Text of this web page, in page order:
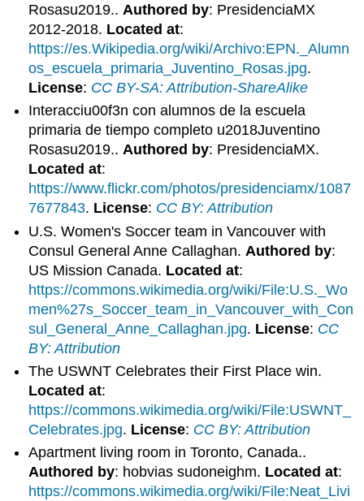
Rosasu2019.. Authored by: PresidenciaMX
2012-2018. Located at:
https://es.Wikipedia.org/wiki/Archivo:EPN._Alumn
os_escuela_primaria_Juventino_Rosas.jpg.
License: CC BY-SA: Attribution-ShareAlike
Interacciu00f3n con alumnos de la escuela
primaria de tiempo completo u2018Juventino
Rosasu2019..Authored by: PresidenciaMX.
Located at:
https://www.flickr.com/photos/presidenciamx/1087
7677843. License: CC BY: Attribution
U.S. Women's Soccer team in Vancouver with
Consul General Anne Callaghan. Authored by:
US Mission Canada. Located at:
https://commons.wikimedia.org/wiki/File:U.S._Wo
men%27s_Soccer_team_in_Vancouver_with_Con
sul_General_Anne_Callaghan.jpg. License: CC
BY: Attribution
The USWNT Celebrates their First Place win.
Located at:
https://commons.wikimedia.org/wiki/File:USWNT_
Celebrates.jpg. License: CC BY: Attribution
Apartment living room in Toronto, Canada..
Authored by: hobvias sudoneighm. Located at:
https://commons.wikimedia.org/wiki/File:Neat_Livi